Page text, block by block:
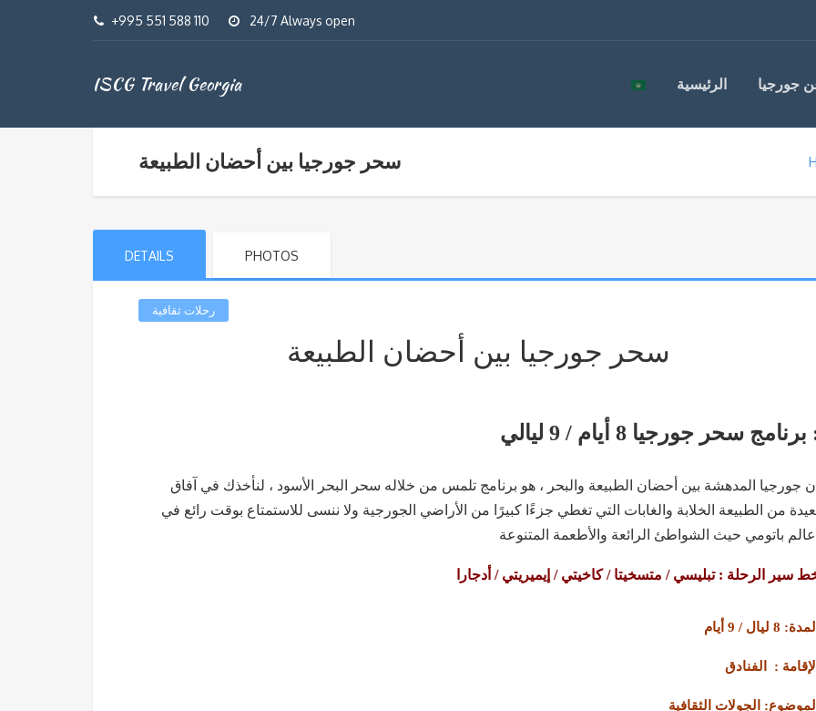
+995 551 588 110 24/7 Always open
ISCG Travel Georgia الرئيسية جورجيا
سحر جورجيا بين أحضان الطبيعة
DETAILS PHOTOS
رحلات ثقافية
سحر جورجيا بين أحضان الطبيعة
/ 9 ليالي :
إن جورجيا المدهشة بين أحضان الطبيعة والبحر ، هو برنامج تلمس من خلاله سحر البحر الأسود ، لنأخذك في آفاق
من الطبيعة الخلابة والغابات التي تغطي جزءًا كبيرًا من الأراضي الجورجية ولا ننسى للاستمتاع بوقت رائع في
سير الرحلة : تبليسي / متسخيتا / كاخيتي / إيميريتي / أدجارا
المدة: 8 ليال / 9 أيام
الإقامة : الفنادق
الموضوع: الجولات الثقافية